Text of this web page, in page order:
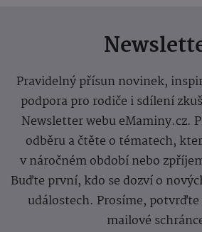
Pravidelný přísun novinek,
podpora pro rodiče i sdílení
Newsletter webu eMaminy.cz.
odběru a čtěte o tématech,
v náročném období nebo
Buďte první, kdo se dozví o
událostech. Prosíme,
mailové